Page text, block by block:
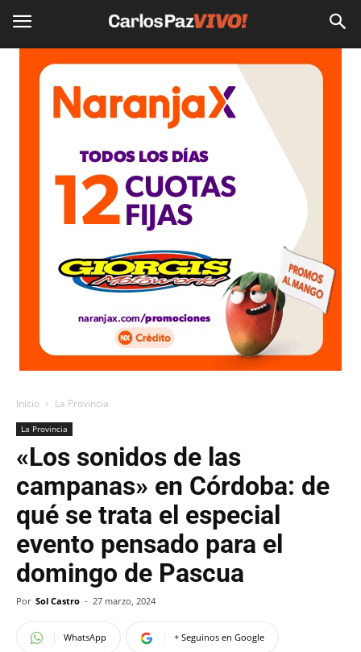
Inicio La Provincia
La Provincia
«Los sonidos de las
campanas» en Córdoba: de
qué se trata el especial
evento pensado para el
domingo de Pascua
Por Sol Castro - 27 marzo, 2024
WhatsApp + Seguinos en Google